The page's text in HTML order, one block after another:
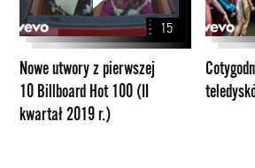
pierwszej
10
Hot
100
(II
15
Nowe utwory z pierwszej
10 Billboard Hot 100 (II
kwartał 2019 r.)